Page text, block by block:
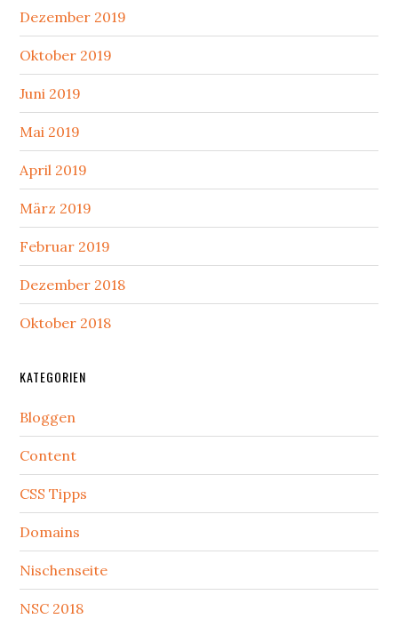
Dezember 2019
Oktober 2019
Juni 2019
Mai 2019
April 2019
März 2019
Februar 2019
Dezember 2018
Oktober 2018
KATEGORIEN
Bloggen
Content
CSS Tipps
Domains
Nischenseite
NSC 2018